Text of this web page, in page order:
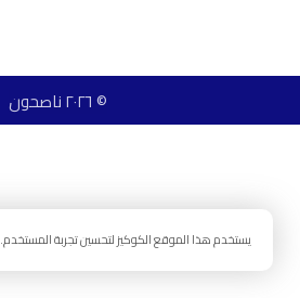
© ٢٠٢٦ ناصحون
يستخدم هذا الموقع الكوكيز لتحسين تجربة المستخدم.